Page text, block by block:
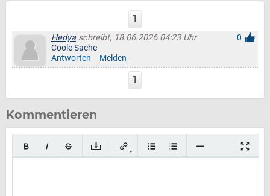
1
Hedya schreibt, 18.06.2026 04:23 Uhr
0
Coole Sache
Antworten
Melden
1
Kommentieren